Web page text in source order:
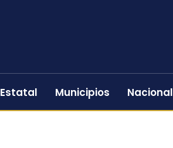
Estatal Municipios Nacional